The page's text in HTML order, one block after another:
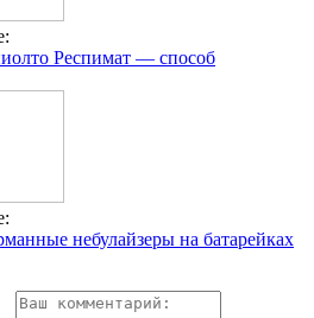
Респимат — способ
небулайзеры на батарейках